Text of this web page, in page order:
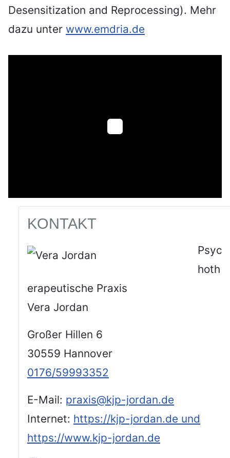
Desensitization and Reprocessing). Mehr
dazu unter www.emdria.de
KONTAKT
Psyc
hoth
erapeutische Praxis
Vera Jordan
Großer Hillen 6
30559 Hannover
0176/59993352
E-Mail: praxis@kjp-jordan.de
Internet: https://kjp-jordan.de und
https://www.kjp-jordan.de